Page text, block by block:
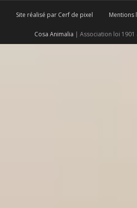
Site réalisé par Cerf de pixel Mentions
Cosa Animalia | Association loi